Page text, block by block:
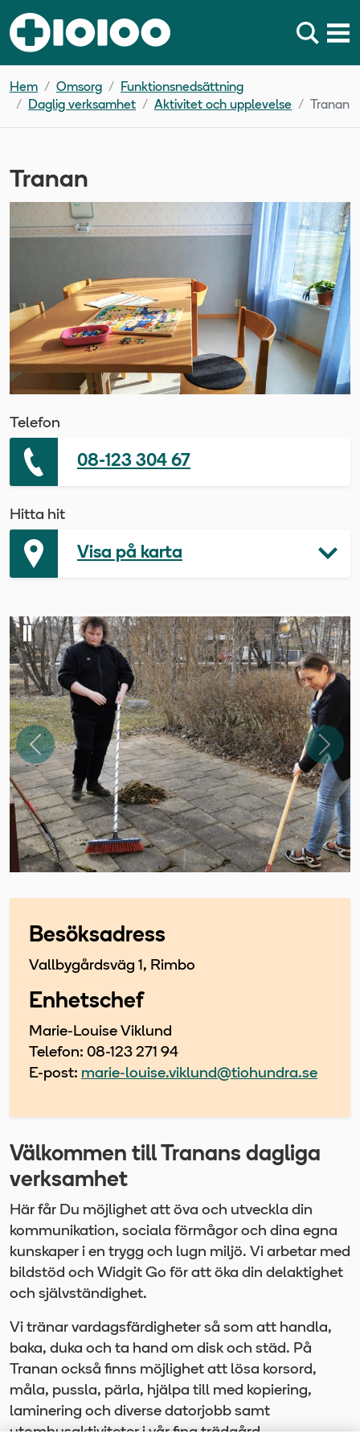
Hem Omsorg
Funktionsnedsättning
Daglig verksamhet
Aktivitet och upplevelse Tranan
Tranan
Telefon
08-123 304 67
Hitta hit
Visa på karta
Föregående
Besöksadress
Vallbygårdsväg 1, Rimbo
Enhetschef
Marie-Louise Viklund
Telefon: 08-123 271 94
E-post: marie-louise.viklund@tiohundra.se
Välkommen till Tranans dagliga
verksamhet
Här får Du möjlighet att öva och utveckla din
kommunikation, sociala förmågor och dina egna
kunskaper i en trygg och lugn miljö. Vi arbetar med
bildstöd och Widgit Go för att öka din delaktighet
och självständighet.
Vi tränar vardagsfärdigheter så som att handla,
baka, duka och ta hand om disk och städ. På
Tranan också finns möjlighet att lösa korsord,
måla, pussla, pärla, hjälpa till med kopiering,
laminering och diverse datorjobb samt
utomhusaktiviteter i vår fina trädgård.